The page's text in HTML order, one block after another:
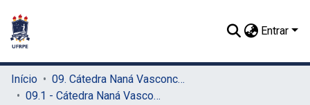
Entrar
Início
09. Cátedra Naná Vasconcelos (CNV)
09.1 - Cátedra Naná Vasconcelos (CNV)